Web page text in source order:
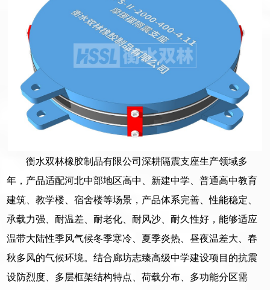
衡水双林橡胶制品有限公司深耕隔震支座生产领域多
年，产品适配河北中部地区高中、新建中学、普通高中教育
建筑、教学楼、宿舍楼等场景，产品体系完善、性能稳定、
承载力强、耐温差、耐老化、耐风沙、耐久性好，能够适应
温带大陆性季风气候冬季寒冷、夏季炎热、昼夜温差大、春
秋多风的气候环境。结合廊坊志臻高级中学建设项目的抗震
设防烈度、多层框架结构特点、荷载分布、多功能分区需